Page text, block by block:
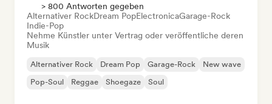
> 800 Antworten gegeben
Alternativer RockDream PopElectronicaGarage-Rock
Indie-Pop
Nehme Künstler unter Vertrag oder veröffentliche deren
Musik
Alternativer Rock Dream Pop Garage-Rock
New wave
Pop-Soul
Reggae Shoegaze Soul